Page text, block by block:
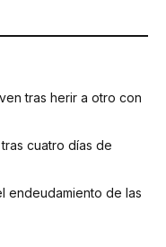
tras herir a otro con
cuatro días de
endeudamiento de las